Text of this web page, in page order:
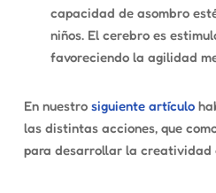
capacidad de asombro
niños. El cerebro es
favoreciendo la agilidad
En nuestro siguiente artículo
las distintas acciones, que
para desarrollar la creatividad